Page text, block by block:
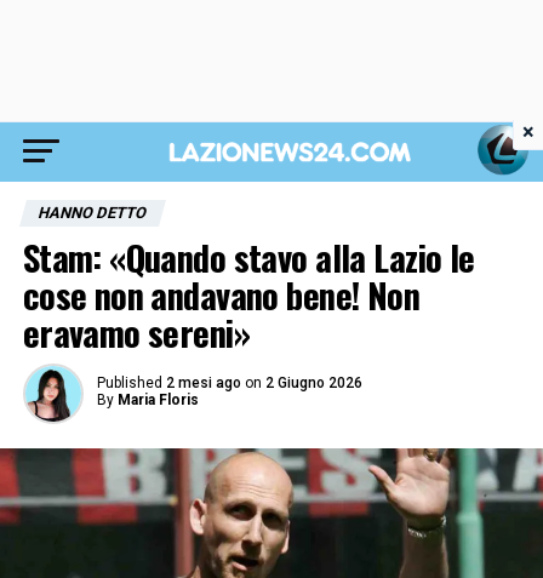
HANNO DETTO
Stam: «Quando stavo alla Lazio le
cose non andavano bene! Non
eravamo sereni»
Published 2 mesi ago on 2 Giugno 2026
By Maria Floris
×